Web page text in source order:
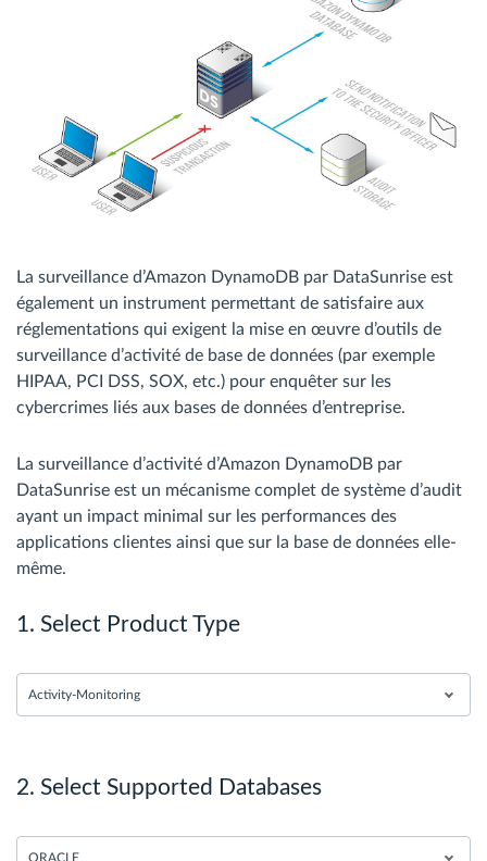
La surveillance d’Amazon DynamoDB par DataSunrise est
également un instrument permettant de satisfaire aux
réglementations qui exigent la mise en œuvre d’outils de
surveillance d’activité de base de données (par exemple
HIPAA, PCI DSS, SOX, etc.) pour enquêter sur les
cybercrimes liés aux bases de données d’entreprise.
La surveillance d’activité d’Amazon DynamoDB par
DataSunrise est un mécanisme complet de système d’audit
ayant un impact minimal sur les performances des
applications clientes ainsi que sur la base de données elle-
même.
1. Select Product Type
Activity-Monitoring
2. Select Supported Databases
ORACLE